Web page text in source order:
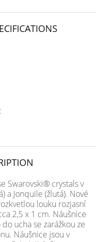
Swarovski® crystals v
a Jonquile (žlutá). Nové
louku rozjasní
2,5 x 1 cm. Náušnice
ucha se zarážkou ze
Náušnice jsou v